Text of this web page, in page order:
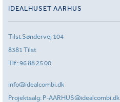
IDEALHUSET AARHUS
Tilst Søndervej 104
8381 Tilst
Tlf.:96 88 25 00
info@idealcombi.dk
Projektsalg: P-AARHUS@idealcombi.dk